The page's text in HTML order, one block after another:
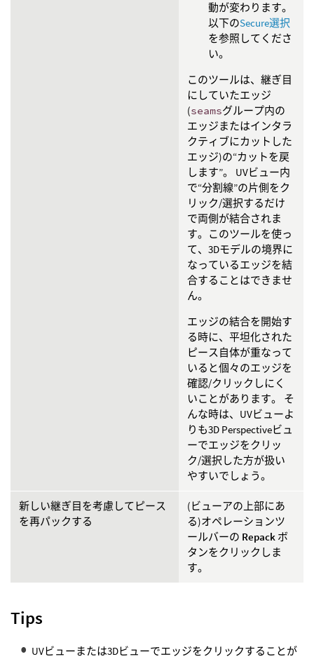
動が変わります。
以下のSecure選択
を参照してくださ
い。
このツールは、継ぎ目
にしていたエッジ
(seamsグループ内の
エッジまたはインタラ
クティブにカットした
エッジ)の“カットを戻
します”。 UVビュー内
で“分割線”の片側をク
リック/選択するだけ
で両側が結合されま
す。このツールを使っ
て、3Dモデルの境界に
なっているエッジを結
合することはできませ
ん。
エッジの結合を開始す
る時に、平坦化された
ピース自体が重なって
いると個々のエッジを
確認/クリックしにく
いことがあります。 そ
んな時は、UVビューよ
りも3D Perspectiveビュ
ーでエッジをクリッ
ク/選択した方が扱い
やすいでしょう。
新しい継ぎ目を考慮してピース
を再パックする
(ビューアの上部にあ
る)オペレーションツ
ールバーの Repack ボ
タンをクリックしま
す。
Tips
UVビューまたは3Dビューでエッジをクリックすることが